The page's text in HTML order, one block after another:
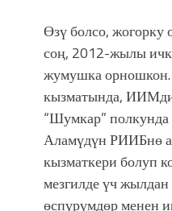
Өзү болсо, жогорку
соң, 2012-жылы
жумушка
кызматында,
“Шумкар”
Аламүдүн РИИБнө
кызматкери болуп
мезгилде үч
өспүрүмдөр менен